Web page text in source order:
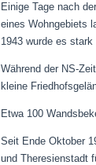
Einige Tage nach
eines Wohngebiets
1943 wurde es
Während der NS-
kleine
Etwa 100
Seit Ende Oktober
und Theresienstadt